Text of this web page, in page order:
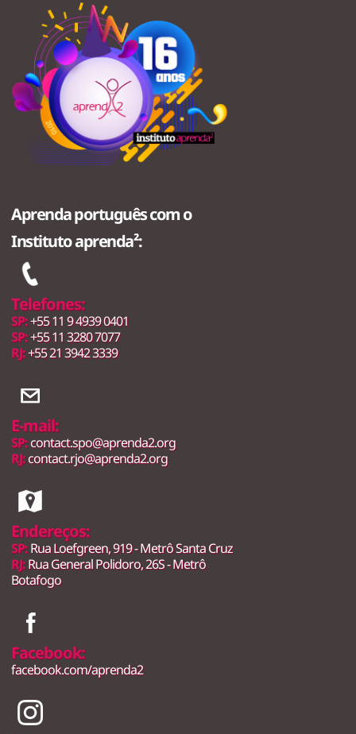
Aprenda português com o
Instituto aprenda²:
Telefones:
SP:+55 11 9 4939 0401
SP:+55 11 3280 7077
RJ:+55 21 3942 3339
E-mail:
SP:contact.spo@aprenda2.org
RJ:contact.rjo@aprenda2.org
Endereços:
SP:Rua Loefgreen, 919 - Metrô Santa Cruz
RJ:Rua General Polidoro, 26S - Metrô
Botafogo
Facebook:
facebook.com/aprenda2